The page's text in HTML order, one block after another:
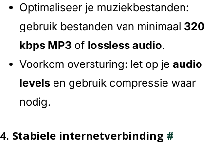
Optimaliseer je muziekbestanden:
gebruik bestanden van minimaal 320
kbps MP3 of lossless audio.
Voorkom oversturing: let op je audio
levels en gebruik compressie waar
nodig.
4. Stabiele internetverbinding #